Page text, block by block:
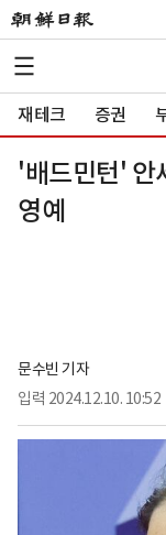
재테크 증권
'배드민턴' 안
영예
문수빈 기자
입력 2024.12.10. 10:52